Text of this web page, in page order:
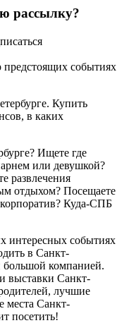
рассылку?
предстоящих событиях
Купить
в каких
Ищете где
или девушкой?
развлечения
отдыхом? Посещаете
корпоратив? Куда-СПБ
интересных событиях
в Санкт-
большой компанией.
выставки Санкт-
лучшие
места Санкт-
посетить!